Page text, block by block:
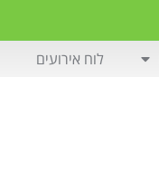
לוח אירועים